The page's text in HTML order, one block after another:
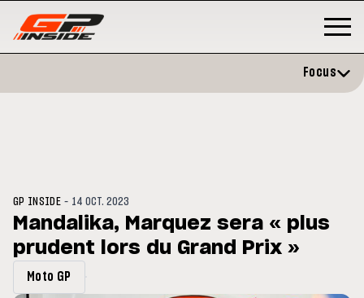
du GP de Grande-
MOTO GP
Focus
GP INSIDE - 14 OCT. 2023
Mandalika, Marquez sera « plus
prudent lors du Grand Prix »
Moto GP